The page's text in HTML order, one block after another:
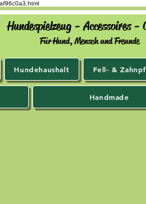
Hundespielzeug - Accessoires -
Für Hund, Mensch und Freunde
Hundehaushalt Fell- &
Handmade